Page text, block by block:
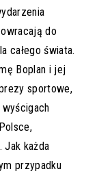
do
całego świata.
Boplan i jej
sportowe,
Jak każda
przypadku